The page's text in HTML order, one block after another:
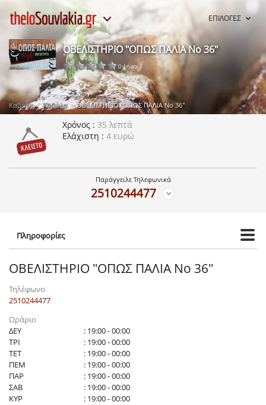
ΕΠΙΛΟΓΕΣ
ΟΒΕΛΙΣΤΗΡΙΟ "ΟΠΩΣ ΠΑΛΙΑ Νο 36"
0 ψήφοι
Καβάλα Καβάλα ΟΒΕΛΙΣΤΗΡΙΟ "ΟΠΩΣ ΠΑΛΙΑ Νο 36"
Χρόνος
35 λεπτά
Ελάχιστη
4 ευρώ
Παράγγειλε Τηλεφωνικά
2510244477
Πληροφορίες
ΟΒΕΛΙΣΤΗΡΙΟ "ΟΠΩΣ ΠΑΛΙΑ Νο 36"
Τηλέφωνο
2510244477
Ωράριο
ΔΕΥ
: 19:00 - 00:00
ΤΡΙ
: 19:00 - 00:00
ΤΕΤ
: 19:00 - 00:00
ΠΕΜ
: 19:00 - 00:00
ΠΑΡ
: 19:00 - 00:00
ΣΑΒ
: 19:00 - 00:00
ΚΥΡ
: 19:00 - 00:00